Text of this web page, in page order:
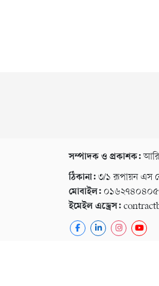
সম্পাদক ও প্রকাশক:
ঠিকানা: ৩/১ রূপায়ন এস
মোবাইল:
ইমেইল এড্রেস: